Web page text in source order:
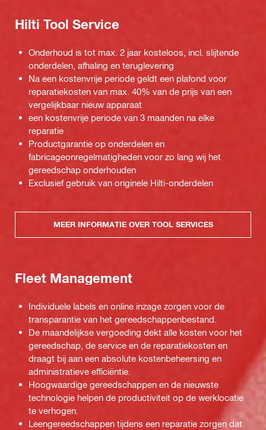
Hilti Tool Service
Onderhoud is tot max. 2 jaar kosteloos, incl. slijtende
onderdelen, afhaling en teruglevering
Na een kostenvrije periode geldt een plafond voor
reparatiekosten van max. 40% van de prijs van een
vergelijkbaar nieuw apparaat
een kostenvrije periode van 3 maanden na elke
reparatie
Productgarantie op onderdelen en
fabricageonregelmatigheden voor zo lang wij het
gereedschap onderhouden
Exclusief gebruik van originele Hilti-onderdelen
MEER INFORMATIE OVER TOOL SERVICES
Fleet Management
Individuele labels en online inzage zorgen voor de
transparantie van het gereedschappenbestand.
De maandelijkse vergoeding dekt alle kosten voor het
gereedschap, de service en de reparatiekosten en
draagt bij aan een absolute kostenbeheersing en
administratieve efficiëntie.
Hoogwaardige gereedschappen en de nieuwste
technologie helpen de productiviteit op de werklocatie
te verhogen.
Leengereedschappen tijdens een reparatie zorgen dat